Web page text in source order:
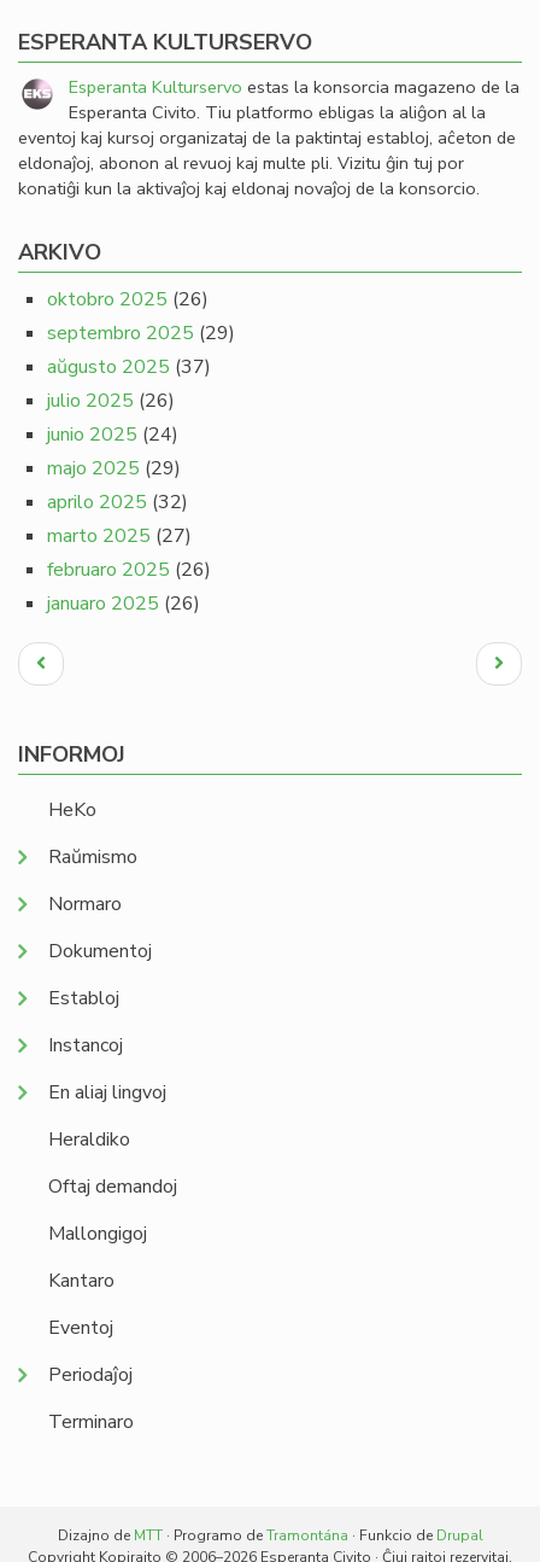
ESPERANTA KULTURSERVO
Esperanta Kulturservo estas la konsorcia magazeno de la
Esperanta Civito. Tiu platformo ebligas la aliĝon al la
eventoj kaj kursoj organizataj de la paktintaj establoj, aĉeton de
eldonaĵoj, abonon al revuoj kaj multe pli. Vizitu ĝin tuj por
konatiĝi kun la aktivaĵoj kaj eldonaj novaĵoj de la konsorcio.
ARKIVO
oktobro 2025 (26)
septembro 2025 (29)
aŭgusto 2025 (37)
julio 2025 (26)
junio 2025 (24)
majo 2025 (29)
aprilo 2025 (32)
marto 2025 (27)
februaro 2025 (26)
januaro 2025 (26)
Pagination
Antaŭa
paĝo
Next
page
INFORMOJ
HeKo
Raŭmismo
Normaro
Dokumentoj
Establoj
Instancoj
En aliaj lingvoj
Heraldiko
Oftaj demandoj
Mallongigoj
Kantaro
Eventoj
Periodaĵoj
Terminaro
Dizajno de MTT· Programo deTramontána · Funkcio de Drupal
Copyright Kopirajto © 2006–2026 Esperanta Civito · Ĉiuj rajtoj rezervitaj.